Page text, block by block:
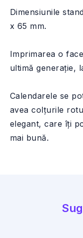
Dimensiunile
x 65 mm.
Imprimarea o
ultimă generație,
Calendarele se
avea colțurile
elegant, care îți
mai bună.